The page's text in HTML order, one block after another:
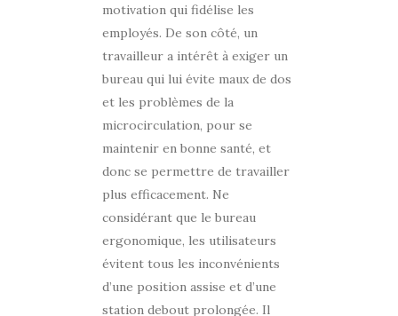
motivation qui fidélise les
employés. De son côté, un
travailleur a intérêt à exiger un
bureau qui lui évite maux de dos
et les problèmes de la
microcirculation, pour se
maintenir en bonne santé, et
donc se permettre de travailler
plus efficacement. Ne
considérant que le bureau
ergonomique, les utilisateurs
évitent tous les inconvénients
d’une position assise et d’une
station debout prolongée. Il